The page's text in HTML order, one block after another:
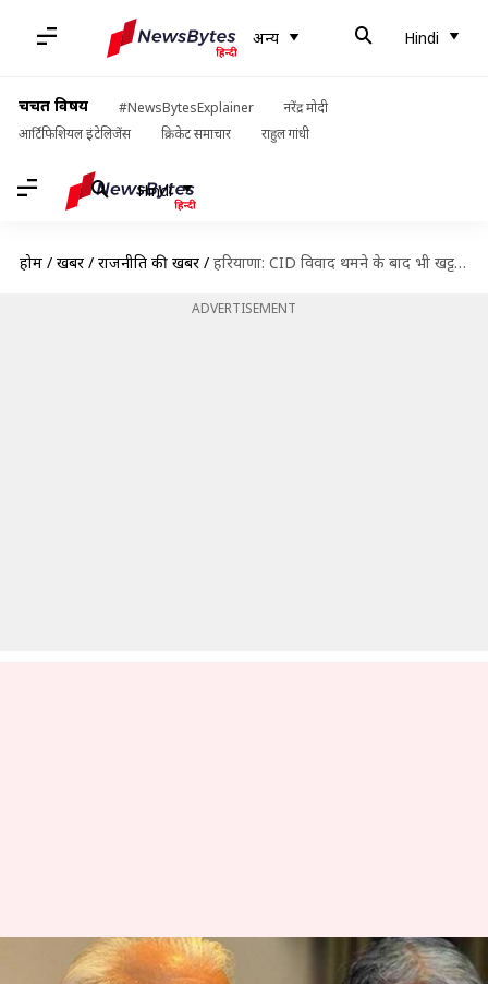
अन्य Hindi
चर्चित विषय #NewsBytesExplainer
नरेंद्र मोदी
आर्टिफिशियल इंटेलिजेंस
क्रिकेट समाचार राहुल गांधी
Hindi
होम / खबरें / राजनीति की खबरें / हरियाणा: CID विवाद थमने के बाद भी खट्टर और विज के बीच क्यों जारी है तनातनी?
ADVERTISEMENT
हरियाणा: CID विवाद थमने के बाद